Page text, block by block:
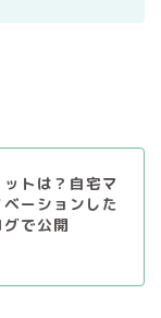
トは？自宅マ
ーションした
で公開